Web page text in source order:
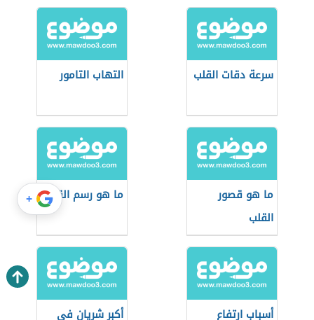
سرعة دقات القلب التهاب التامور
ما هو قصور
القلب
ما هو رسم القلب
أسباب ارتفاع أكبر شريان في
+